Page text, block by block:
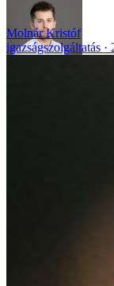
Molnár Kristóf
igazságszolgáltatás